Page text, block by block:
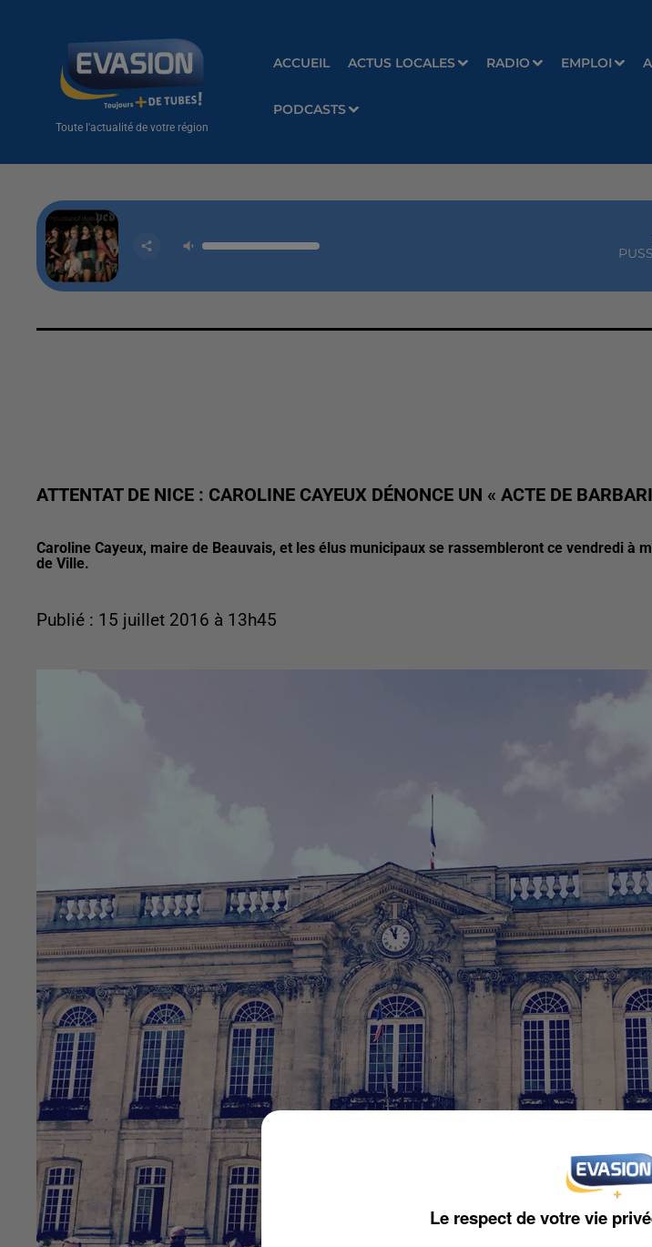
Toute l'actualité de votre région
ACCUEIL ACTUS LOCALES RADIO EMPLOI
PODCASTS
ATTENTAT DE NICE : CAROLINE CAYEUX DÉNONCE UN « ACTE DE
Caroline Cayeux, maire de Beauvais, et les élus municipaux se rassembleront ce vendredi à
de Ville.
Publié : 15 juillet 2016 à 13h45
Le respect de votre vie